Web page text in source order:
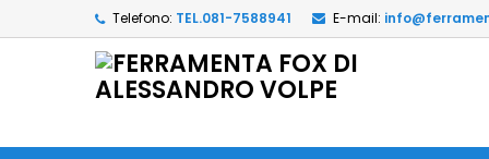
Telefono: TEL.081-7588941 E-mail: